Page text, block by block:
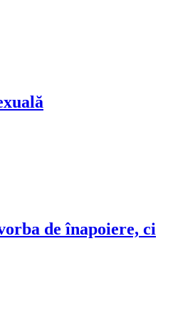
de înapoiere, ci